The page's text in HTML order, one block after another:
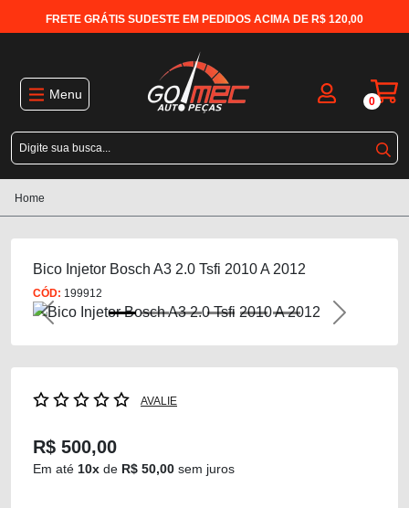
FRETE GRÁTIS SUDESTE EM PEDIDOS ACIMA DE R$ 120,00
Menu 0
Home
Bico Injetor Bosch A3 2.0 Tsfi 2010 A 2012
CÓD: 199912
Previous Next
AVALIE
R$ 500,00
Em até 10x de R$ 50,00 sem juros